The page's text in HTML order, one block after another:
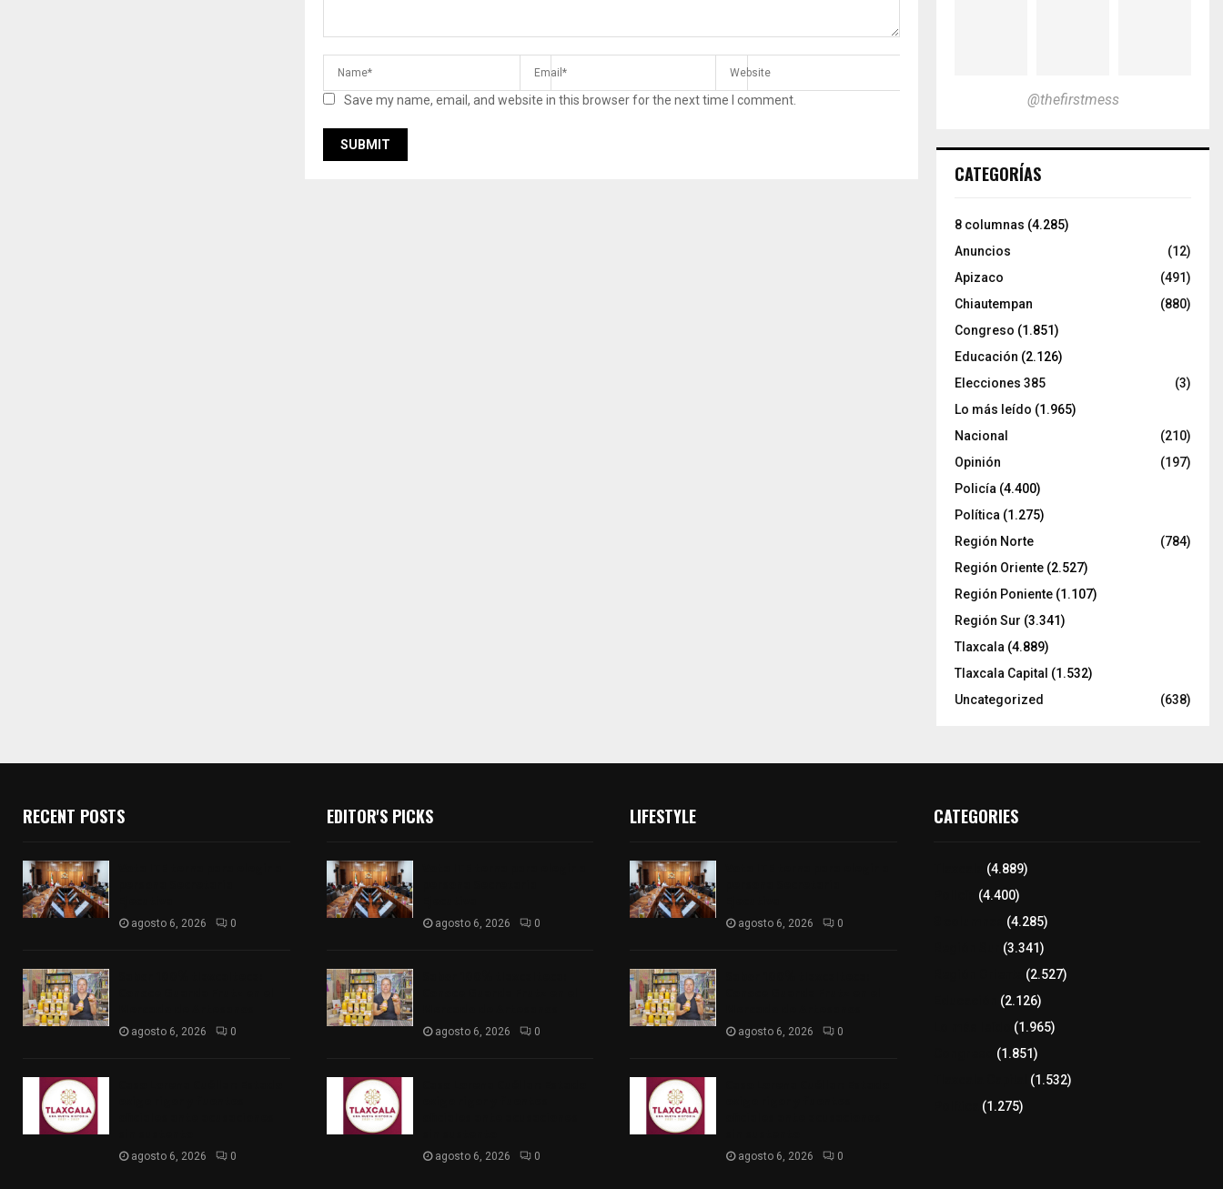
Save my name, email, and website in this browser for the next time I comment. @thefirstmess
CATEGORÍAS
8 columnas (4.285)
Anuncios
(12)
Apizaco
(491)
Chiautempan
(880)
Congreso (1.851)
Educación (2.126)
Elecciones 385
(3)
Lo más leído (1.965)
Nacional
(210)
Opinión
(197)
Policía (4.400)
Política (1.275)
Región Norte
(784)
Región Oriente (2.527)
Región Poniente (1.107)
Región Sur (3.341)
Tlaxcala (4.889)
Tlaxcala Capital (1.532)
Uncategorized
(638)
RECENT POSTS
agosto 6, 2026 0
agosto 6, 2026 0
agosto 6, 2026 0
EDITOR'S PICKS
agosto 6, 2026 0
agosto 6, 2026 0
agosto 6, 2026 0
LIFESTYLE
agosto 6, 2026 0
agosto 6, 2026 0
agosto 6, 2026 0
CATEGORIES
(4.889)
(4.400)
(4.285)
(3.341)
(2.527)
(2.126)
(1.965)
(1.851)
(1.532)
(1.275)